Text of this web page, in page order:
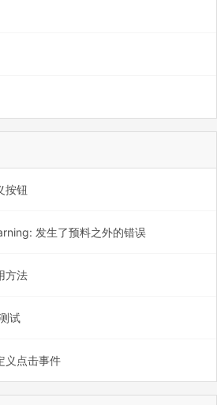
按钮
发生了预料之外的错误
方法
试
义点击事件